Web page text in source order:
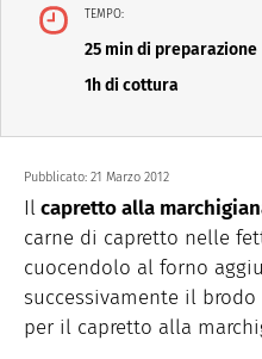
TEMPO:
25 min di preparazione
1h di cottura
Pubblicato: 21 Marzo 2012
Ilcapretto alla
carne di capretto nelle
cuocendolo al forno
successivamente il brodo
per il capretto alla